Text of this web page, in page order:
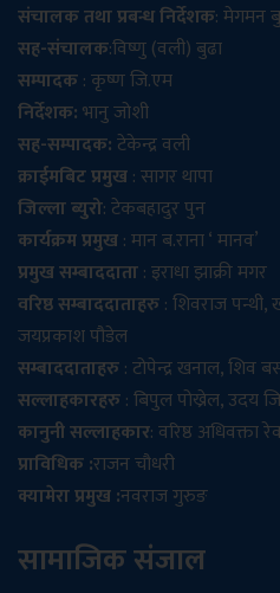
संचालक तथा प्रबन्ध निर्देशक: मेगमन
सह-संचालक:विष्णु (वली) बुढा
सम्पादक: कृष्ण जि.एम
निर्देशक:भानु जोशी
सह-सम्पादक:टेकेन्द्र वली
क्राईमबिट प्रमुख: सागर थापा
जिल्ला ब्युरो: टेकबहादुर पुन
कार्यक्रम प्रमुख: मान ब.राना ‘ मानव’
प्रमुख सम्बाददाता: इराधा झाक्री मगर
वरिष्ठ सम्बाददाताहरु: शिवराज
जयप्रकाश पौडेल
सम्बाददाताहरु: टोपेन्द्र खनाल, शिव
सल्लाहकारहरु: बिपुल पोख्रेल, उदय
कानुनी सल्लाहकार: वरिष्ठ अधिवक्ता
प्राविधिक :राजन चौधरी
क्यामेरा प्रमुख :नवराज गुरुङ
सामाजिक संजाल